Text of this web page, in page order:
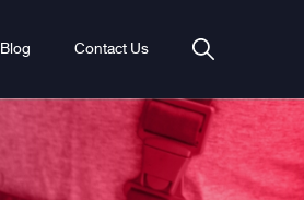
Blog Contact Us